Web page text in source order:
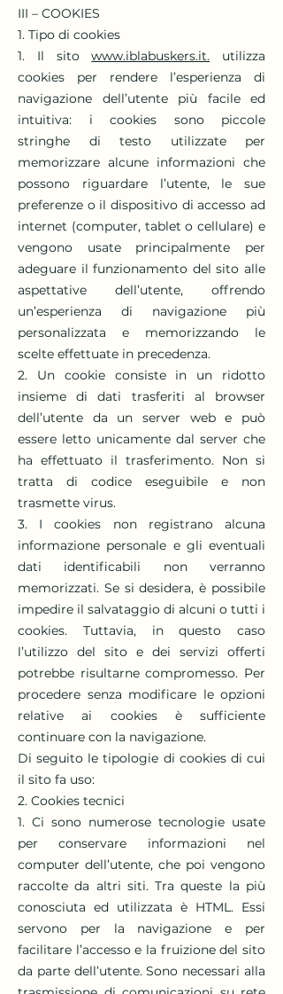
III – COOKIES
1. Tipo di cookies
1. Il sitowww.iblabuskers.it. utilizza
cookies per rendere l’esperienza di
navigazione dell’utente più facile ed
intuitiva: i cookies sono piccole
stringhe di testo utilizzate per
memorizzare alcune informazioni che
possono riguardare l’utente, le sue
preferenze o il dispositivo di accesso ad
internet (computer, tablet o cellulare) e
vengono usate principalmente per
adeguare il funzionamento del sito alle
aspettative dell’utente, offrendo
un’esperienza di navigazione più
personalizzata e memorizzando le
scelte effettuate in precedenza.
2. Un cookie consiste in un ridotto
insieme di dati trasferiti al browser
dell’utente da un server web e può
essere letto unicamente dal server che
ha effettuato il trasferimento. Non si
tratta di codice eseguibile e non
trasmette virus.
3. I cookies non registrano alcuna
informazione personale e gli eventuali
dati identificabili non verranno
memorizzati. Se si desidera, è possibile
impedire il salvataggio di alcuni o tutti i
cookies. Tuttavia, in questo caso
l’utilizzo del sito e dei servizi offerti
potrebbe risultarne compromesso. Per
procedere senza modificare le opzioni
relative ai cookies è sufficiente
continuare con la navigazione.
Di seguito le tipologie di cookies di cui
il sito fa uso:
2. Cookies tecnici
1. Ci sono numerose tecnologie usate
per conservare informazioni nel
computer dell’utente, che poi vengono
raccolte da altri siti. Tra queste la più
conosciuta ed utilizzata è HTML. Essi
servono per la navigazione e per
facilitare l’accesso e la fruizione del sito
da parte dell’utente. Sono necessari alla